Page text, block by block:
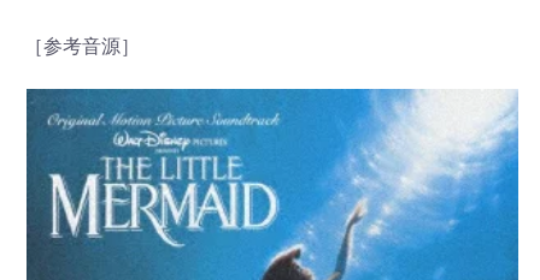
［参考音源］